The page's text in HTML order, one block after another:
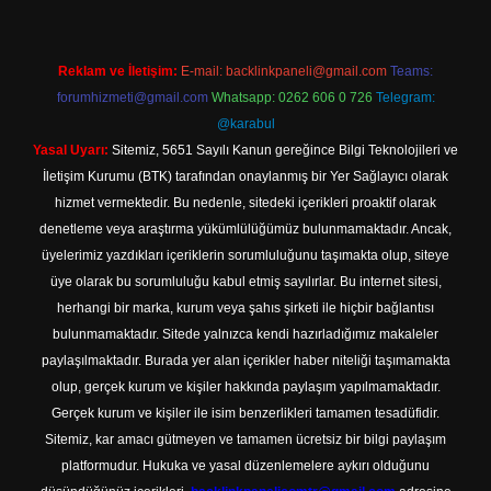
Reklam ve İletişim: E-mail: backlinkpaneli@gmail.com Teams:
forumhizmeti@gmail.com Whatsapp: 0262 606 0 726 Telegram:
@karabul
Yasal Uyarı: Sitemiz, 5651 Sayılı Kanun gereğince Bilgi Teknolojileri ve
İletişim Kurumu (BTK) tarafından onaylanmış bir Yer Sağlayıcı olarak
hizmet vermektedir. Bu nedenle, sitedeki içerikleri proaktif olarak
denetleme veya araştırma yükümlülüğümüz bulunmamaktadır. Ancak,
üyelerimiz yazdıkları içeriklerin sorumluluğunu taşımakta olup, siteye
üye olarak bu sorumluluğu kabul etmiş sayılırlar. Bu internet sitesi,
herhangi bir marka, kurum veya şahıs şirketi ile hiçbir bağlantısı
bulunmamaktadır. Sitede yalnızca kendi hazırladığımız makaleler
paylaşılmaktadır. Burada yer alan içerikler haber niteliği taşımamakta
olup, gerçek kurum ve kişiler hakkında paylaşım yapılmamaktadır.
Gerçek kurum ve kişiler ile isim benzerlikleri tamamen tesadüfidir.
Sitemiz, kar amacı gütmeyen ve tamamen ücretsiz bir bilgi paylaşım
platformudur. Hukuka ve yasal düzenlemelere aykırı olduğunu